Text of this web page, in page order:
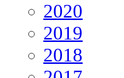
2020
2019
2018